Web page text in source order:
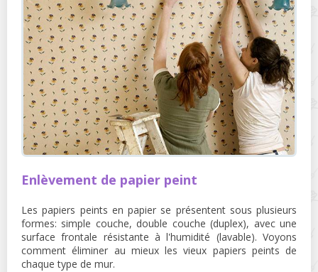
Enlèvement de papier peint
Les papiers peints en papier se présentent sous plusieurs
formes: simple couche, double couche (duplex), avec une
surface frontale résistante à l'humidité (lavable). Voyons
comment éliminer au mieux les vieux papiers peints de
chaque type de mur.